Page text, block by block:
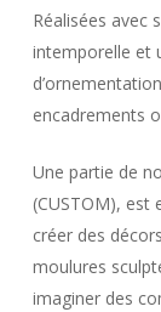
Réalisées avec
intemporelle et
encadrements
Une partie de
(CUSTOM),
créer des
moulures
imaginer des